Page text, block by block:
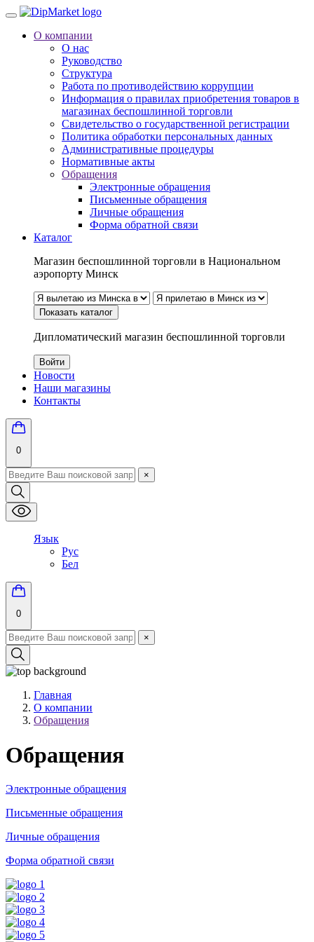
О компании
О нас
Руководство
Структура
Работа по противодействию коррупции
Информация о правилах приобретения товаров в
магазинах беспошлинной торговли
Свидетельство о государственной регистрации
Политика обработки персональных данных
Административные процедуры
Нормативные акты
Обращения
Электронные обращения
Письменные обращения
Личные обращения
Форма обратной связи
Каталог
Магазин беспошлинной торговли в Национальном
аэропорту Минск
Показать каталог
Дипломатический магазин беспошлинной торговли
Войти
Новости
Наши магазины
Контакты
0
×
Язык
Рус
Бел
0
×
Главная
О компании
Обращения
Обращения
Электронные обращения
Письменные обращения
Личные обращения
Форма обратной связи